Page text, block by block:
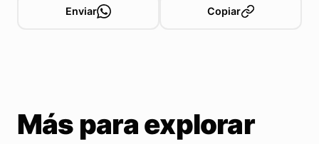
Enviar Copiar
Más para explorar